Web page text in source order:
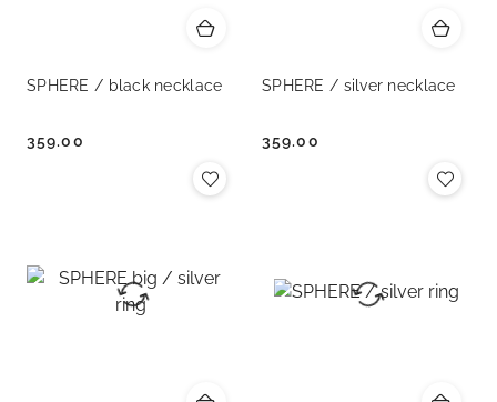
SPHERE / black necklace
Cena:
359.00
SPHERE / silver necklace
Cena:
359.00